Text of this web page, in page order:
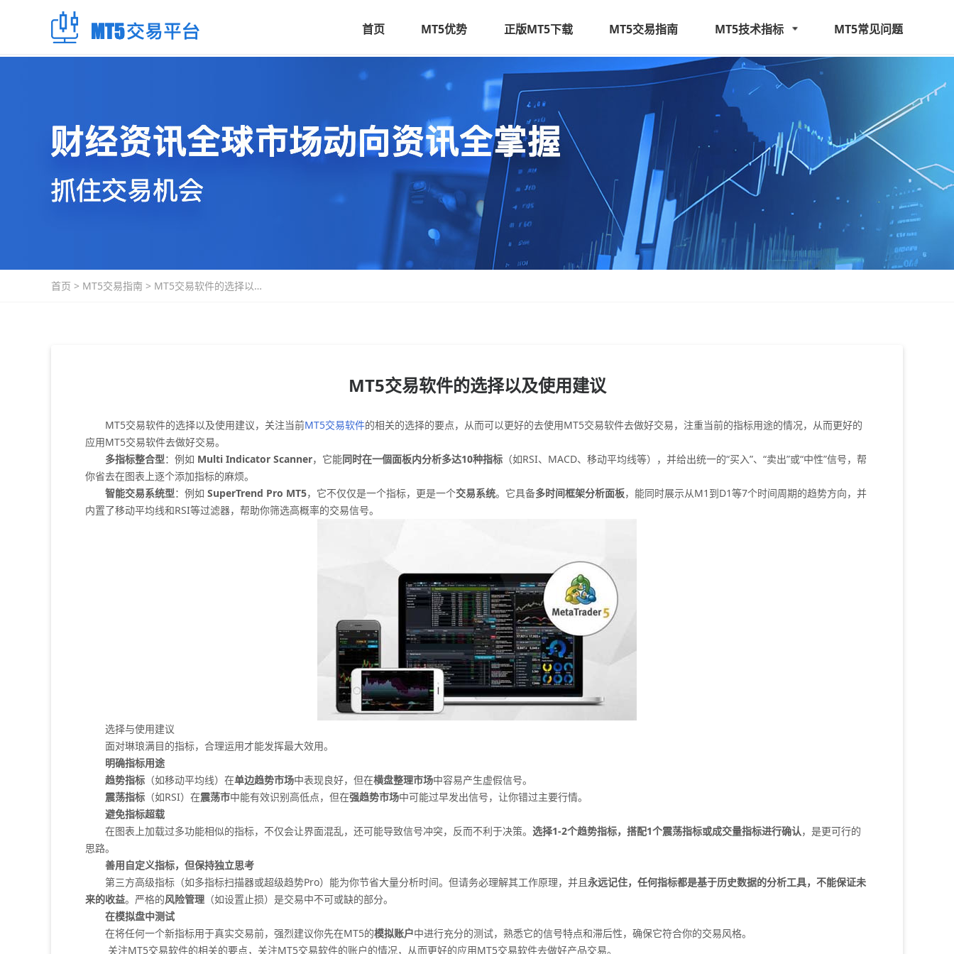
首页 MT5优势 正版MT5下载 MT5交易指南 MT5技术指标 MT5常见问题
首页 > MT5交易指南 > MT5交易软件的选择以及
MT5交易软件的选择以及使用建议
MT5交易软件的选择以及使用建议，关注当前MT5交易软件的相关的选择的要点，从而可以更好的去使用MT5交易软件去做好交易，注重当前的指标用途的情况，从而更好的
应用MT5交易软件去做好交易。
多指标整合型：例如 Multi Indicator Scanner，它能同时在一個面板内分析多达10种指标 （如RSI、MACD、移动平均线等），并给出统一的“买入”、“卖出”或“中性”信号，帮
你省去在图表上逐个添加指标的麻烦。
智能交易系统型：例如 SuperTrend Pro MT5，它不仅仅是一个指标，更是一个交易系统。它具备多时间框架分析面板，能同时展示从M1到D1等7个时间周期的趋势方向，并
内置了移动平均线和RSI等过滤器，帮助你筛选高概率的交易信号。
选择与使用建议
面对琳琅满目的指标，合理运用才能发挥最大效用。
明确指标用途
趋势指标 （如移动平均线）在单边趋势市场中表现良好，但在横盘整理市场中容易产生虚假信号。
震荡指标 （如RSI）在震荡市中能有效识别高低点，但在强趋势市场中可能过早发出信号，让你错过主要行情。
避免指标超载
在图表上加载过多功能相似的指标，不仅会让界面混乱，还可能导致信号冲突，反而不利于决策。 选择1-2个趋势指标，搭配1个震荡指标或成交量指标进行确认，是更可行的
思路。
善用自定义指标，但保持独立思考
第三方高级指标（如多指标扫描器或超级趋势Pro）能为你节省大量分析时间。但请务必理解其工作原理，并且永远记住，任何指标都是基于历史数据的分析工具，不能保证未
来的收益。严格的风险管理 （如设置止损）是交易中不可或缺的部分。
在模拟盘中测试
在将任何一个新指标用于真实交易前，强烈建议你先在MT5的模拟账户中进行充分的测试，熟悉它的信号特点和滞后性，确保它符合你的交易风格。
关注MT5交易软件的相关的要点，关注MT5交易软件的账户的情况，从而更好的应用MT5交易软件去做好产品交易。